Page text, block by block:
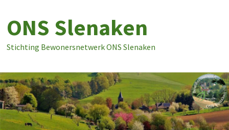
naar
de
inhoud
ONS Slenaken
Stichting Bewonersnetwerk ONS Slenaken